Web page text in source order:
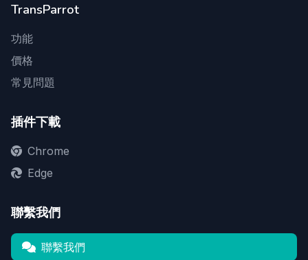
TransParrot
功能
價格
常見問題
插件下載
Chrome
Edge
聯繫我們
聯繫我們